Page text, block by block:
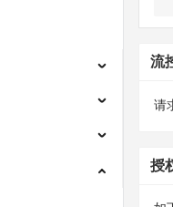
流
请
授